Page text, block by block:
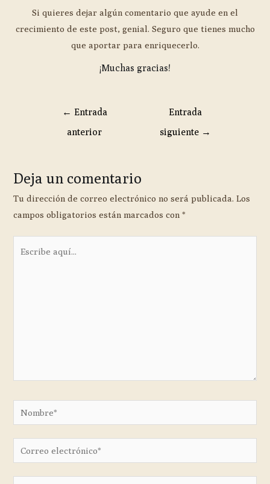
Si quieres dejar algún comentario que ayude en el
crecimiento de este post, genial. Seguro que tienes mucho
que aportar para enriquecerlo.
¡Muchas gracias!
← Entrada
anterior
Entrada
siguiente →
Deja un comentario
Tu dirección de correo electrónico no será publicada. Los
campos obligatorios están marcados con*